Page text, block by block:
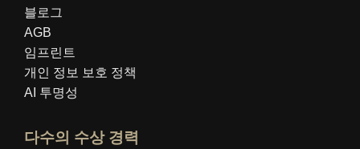
블로그
AGB
임프린트
개인 정보 보호 정책
AI 투명성
다수의 수상 경력